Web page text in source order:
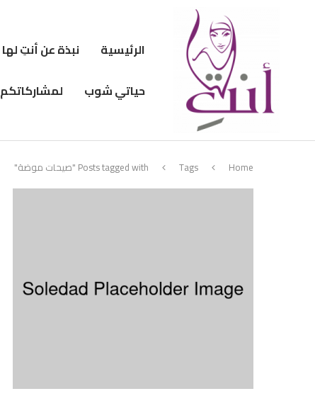
الرئيسية نبذة عن أنتِ لها
حياتي شوب
لمشاركاتكم
Home
Tags Posts tagged with "صيحات موضة"